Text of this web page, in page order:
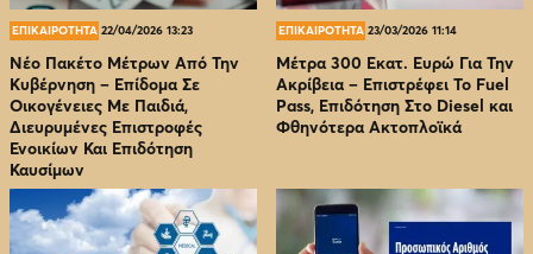
ΕΠΙΚΑΙΡΟΤΗΤΑ 22/04/2026 13:23
Νέο Πακέτο Μέτρων Από Την
Κυβέρνηση – Επίδομα Σε
Οικογένειες Με Παιδιά,
Διευρυμένες Επιστροφές
Ενοικίων Και Επιδότηση
Καυσίμων
ΕΠΙΚΑΙΡΟΤΗΤΑ 23/03/2026 11:14
Μέτρα 300 Εκατ. Ευρώ Για Την
Ακρίβεια – Επιστρέφει Το Fuel
Pass, Επιδότηση Στο Diesel και
Φθηνότερα Ακτοπλοϊκά